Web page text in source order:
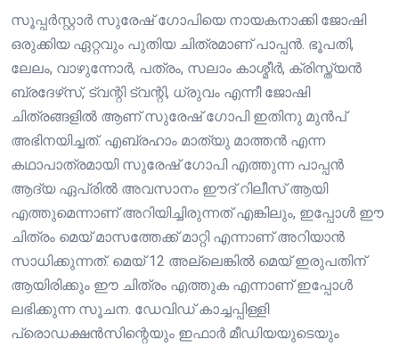
സൂപ്പർസ്റ്റാർ സുരേഷ് ഗോപിയെ നായകനാക്കി ജോഷി
ഒരുക്കിയ ഏറ്റവും പുതിയ ചിത്രമാണ് പാപ്പൻ. ഭൂപതി,
ലേലം, വാഴുന്നോർ, പത്രം, സലാം കാശ്മീർ, ക്രിസ്ത്യൻ
ബ്രദേഴ്‌സ്, ട്വന്റി ട്വന്റി, ധ്രുവം എന്നീ ജോഷി
ചിത്രങ്ങളിൽ ആണ് സുരേഷ് ഗോപി ഇതിനു മുൻപ്
അഭിനയിച്ചത്. എബ്രഹാം മാത്യു മാത്തൻ എന്ന
കഥാപാത്രമായി സുരേഷ് ഗോപി എത്തുന്ന പാപ്പൻ
ആദ്യ ഏപ്രിൽ അവസാനം ഈദ് റിലീസ് ആയി
എത്തുമെന്നാണ് അറിയിച്ചിരുന്നത് എങ്കിലും, ഇപ്പോൾ ഈ
ചിത്രം മെയ് മാസത്തേക്ക് മാറ്റി എന്നാണ് അറിയാൻ
സാധിക്കുന്നത്. മെയ് 12 അല്ലെങ്കിൽ മെയ് ഇരുപതിന്‌
ആയിരിക്കും ഈ ചിത്രം എത്തുക എന്നാണ് ഇപ്പോൾ
ലഭിക്കുന്ന സൂചന. ഡേവിഡ് കാച്ചപ്പിള്ളി
പ്രൊഡക്ഷൻസിന്റെയും ഇഫാർ മീഡിയയുടെയും